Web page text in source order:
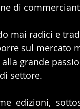
di
mai radici e
sul mercato
grande
di settore.
edizioni,